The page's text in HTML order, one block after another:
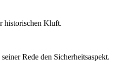
historischen Kluft.
Rede den Sicherheitsaspekt.